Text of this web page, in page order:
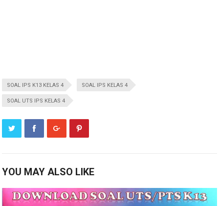
SOAL IPS K13 KELAS 4 SOAL IPS KELAS 4
SOAL UTS IPS KELAS 4
YOU MAY ALSO LIKE